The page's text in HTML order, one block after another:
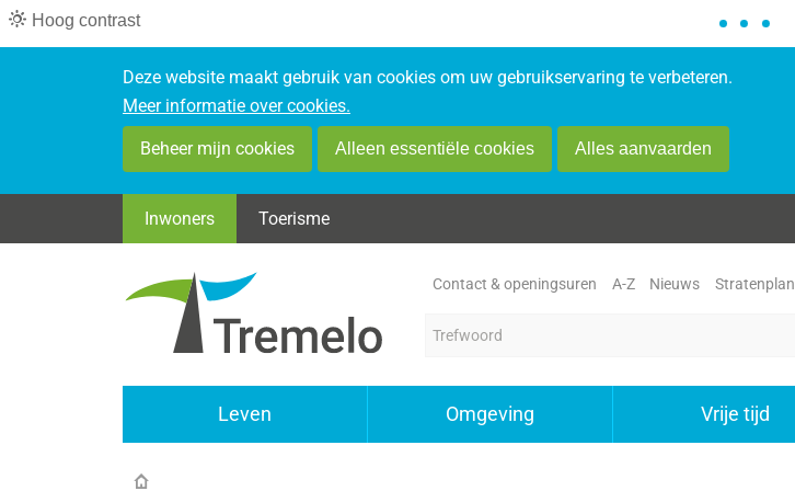
Hoog contrast
Deze website maakt gebruik van cookies om uw gebruikservaring te verbeteren.
Meer informatie over cookies.
Beheer mijn cookies Alleen essentiële cookies Alles aanvaarden
Inwoners Toerisme
Contact & openingsuren A-Z Nieuws Stratenplan
Leven Omgeving Vrije tijd